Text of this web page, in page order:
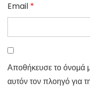
Email *
Αποθήκευσε το όνομά
αυτόν τον πλοηγό για